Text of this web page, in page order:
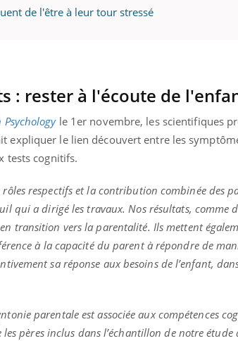
de l'être à leur tour stressé
: rester à l'écoute de
Psychologyle 1er novembre, les scientifiques
expliquer le lien découvert entre les
tests cognitifs.
respectifs et la contribution combinée des
qui a dirigé les travaux. Nos résultats, comme
transition vers la parentalité. Ils mettent
à la capacité du parent à répondre de
sa réponse aux besoins de l’enfant,
parentale est associée aux compétences
pères inclus dans l’échantillon de notre
pour Youtube
Insuline & Charge